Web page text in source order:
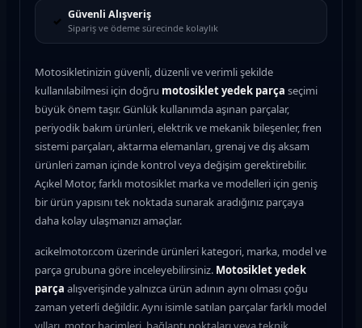
✓ Güvenli Alışveriş
Sipariş ve ödeme sürecinde kolaylık
Motosikletinizin güvenli, düzenli ve verimli şekilde
kullanılabilmesi için doğru motosiklet yedek parça seçimi
büyük önem taşır. Günlük kullanımda aşınan parçalar,
periyodik bakım ürünleri, elektrik ve mekanik bileşenler, fren
sistemi parçaları, aktarma elemanları, grenaj ve dış aksam
ürünleri zaman içinde kontrol veya değişim gerektirebilir.
Açıkel Motor, farklı motosiklet marka ve modelleri için geniş
bir ürün yapısını tek noktada sunarak aradığınız parçaya
daha kolay ulaşmanızı amaçlar.
acikelmotor.com üzerinde ürünleri kategori, marka, model ve
parça grubuna göre inceleyebilirsiniz. Motosiklet yedek
parça alışverişinde yalnızca ürün adının aynı olması çoğu
zaman yeterli değildir. Aynı isimle satılan parçalar farklı model